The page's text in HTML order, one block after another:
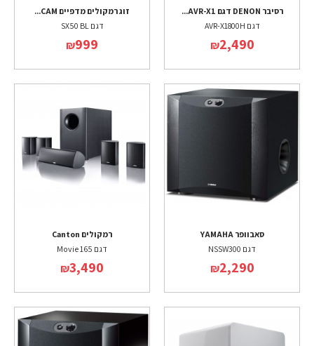
רסיבר DENON דגם AVR-X1...
דגם AVR-X1800H
₪2,490
זוג רמקולים מדפיים CAM...
דגם SX50 BL
₪999
סאבוופר YAMAHA
דגם NSSW300
₪2,290
רמקולים Canton
דגם Movie 165
₪3,490